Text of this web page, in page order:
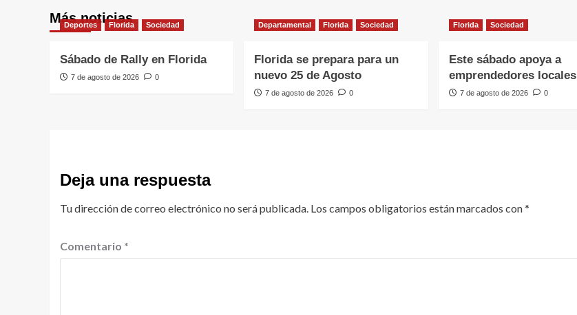
Más noticias
Deportes Florida Sociedad
Sábado de Rally en Florida
7 de agosto de 2026 0
Departamental Florida Sociedad
Florida se prepara para un
nuevo 25 de Agosto
7 de agosto de 2026 0
Florida Sociedad
Este sábado apoya a
emprendedores locales
7 de agosto de 2026 0
Deja una respuesta
Tu dirección de correo electrónico no será publicada. Los campos obligatorios están marcados con*
Comentario *